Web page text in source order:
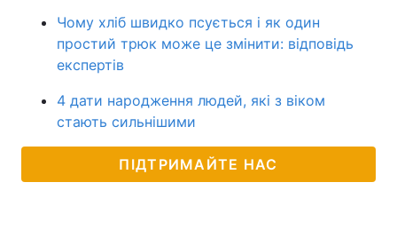
Чому хліб швидко псується і як один
простий трюк може це змінити: відповідь
експертів
4 дати народження людей, які з віком
стають сильнішими
ПІДТРИМАЙТЕ НАС